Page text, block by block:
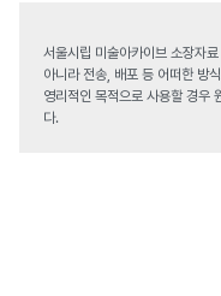
서울시립 미술아카이브 소장자
아니라 전송, 배포 등 어떠한 방
영리적인 목적으로 사용할 경우
다.